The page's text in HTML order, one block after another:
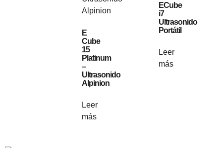
E
Cube
15
Platinum
–
Ultrasonido
Alpinion
Leer
más
ECube
i7
Ultrasonido
Portátil
Leer
más